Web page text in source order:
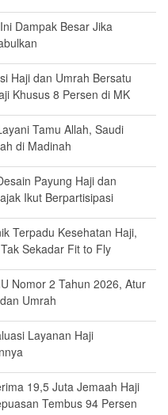
Dampak Besar Jika
Haji dan Umrah Bersatu
Khusus 8 Persen di MK
Tamu Allah, Saudi
di Madinah
Payung Haji dan
Ikut Berpartisipasi
Terpadu Kesehatan Haji,
Sekadar Fit to Fly
Nomor 2 Tahun 2026, Atur
Umrah
Layanan Haji
19,5 Juta Jemaah Haji
Tembus 94 Persen